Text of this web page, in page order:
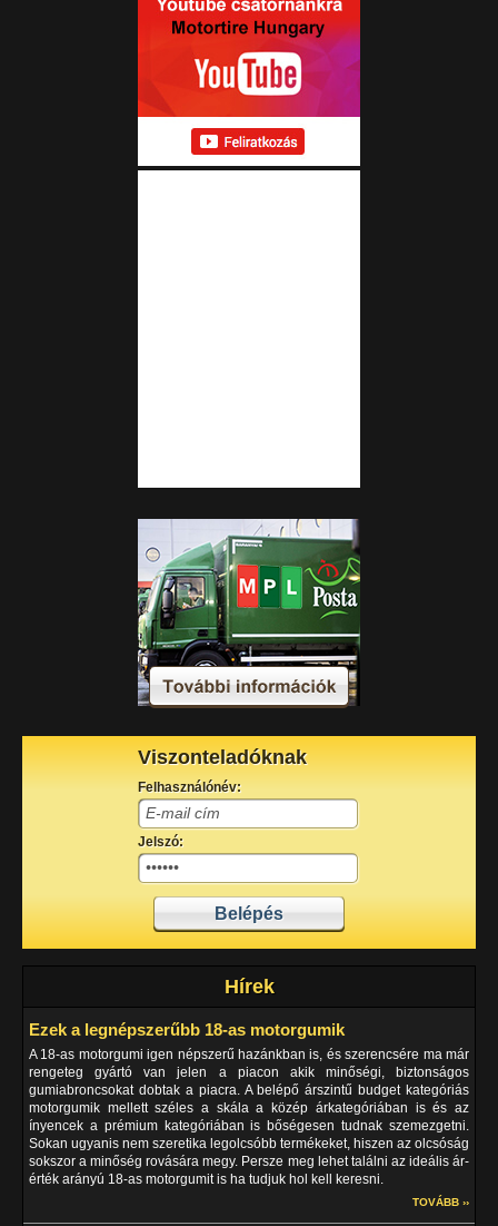
Viszonteladóknak
Felhasználónév:
Jelszó:
Hírek
Ezek a legnépszerűbb 18-as motorgumik
A 18-as motorgumi igen népszerű hazánkban is, és szerencsére ma már
rengeteg gyártó van jelen a piacon akik minőségi, biztonságos
gumiabroncsokat dobtak a piacra. A belépő árszintű budget kategóriás
motorgumik mellett széles a skála a közép árkategóriában is és az
ínyencek a prémium kategóriában is bőségesen tudnak szemezgetni.
Sokan ugyanis nem szeretika legolcsóbb termékeket, hiszen az olcsóság
sokszor a minőség rovására megy. Persze meg lehet találni az ideális ár-
érték arányú 18-as motorgumit is ha tudjuk hol kell keresni.
TOVÁBB ››